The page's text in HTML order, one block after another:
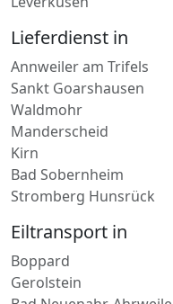
Lieferdienst in
Annweiler am Trifels
Sankt Goarshausen
Waldmohr
Manderscheid
Kirn
Bad Sobernheim
Stromberg Hunsrück
Eiltransport in
Boppard
Gerolstein
Bad Neuenahr-Ahrweiler